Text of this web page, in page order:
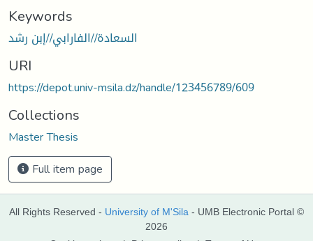
Keywords
السعادة//الفارابي//إبن رشد
URI
https://depot.univ-msila.dz/handle/123456789/609
Collections
Master Thesis
Full item page
All Rights Reserved - University of M'Sila - UMB Electronic Portal ©
2026